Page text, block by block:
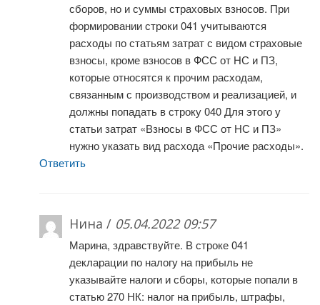
сборов, но и суммы страховых взносов. При
формировании строки 041 учитываются
расходы по статьям затрат с видом страховые
взносы, кроме взносов в ФСС от НС и ПЗ,
которые относятся к прочим расходам,
связанным с производством и реализацией, и
должны попадать в строку 040 Для этого у
статьи затрат «Взносы в ФСС от НС и ПЗ»
нужно указать вид расхода «Прочие расходы».
Ответить
Нина / 05.04.2022 09:57
Марина, здравствуйте. В строке 041
декларации по налогу на прибыль не
указывайте налоги и сборы, которые попали в
статью 270 НК: налог на прибыль, штрафы,